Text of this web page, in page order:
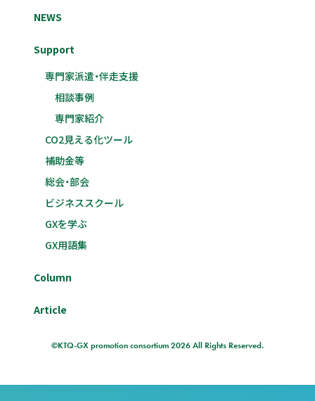
NEWS
Support
専門家派遣・伴走支援
相談事例
専門家紹介
CO2見える化ツール
補助金等
総会・部会
ビジネススクール
GXを学ぶ
GX用語集
Column
Article
©KTQ-GX promotion consortium 2026 All Rights Reserved.